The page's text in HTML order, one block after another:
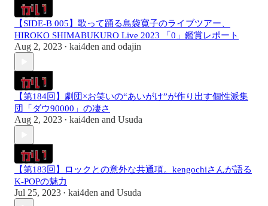
【SIDE-B 005】歌って踊る島袋寛子のライブツアー、
HIROKO SHIMABUKURO Live 2023 「0」鑑賞レポート
Aug 2, 2023 • kai4den and odajin
【第184回】劇団×お笑いの“あいがけ”が作り出す個性派集
団「ダウ90000」の凄さ
Aug 2, 2023 • kai4den and Usuda
【第183回】ロックとの意外な共通項。kengochiさんが語る
K-POPの魅力
Jul 25, 2023 • kai4den and Usuda